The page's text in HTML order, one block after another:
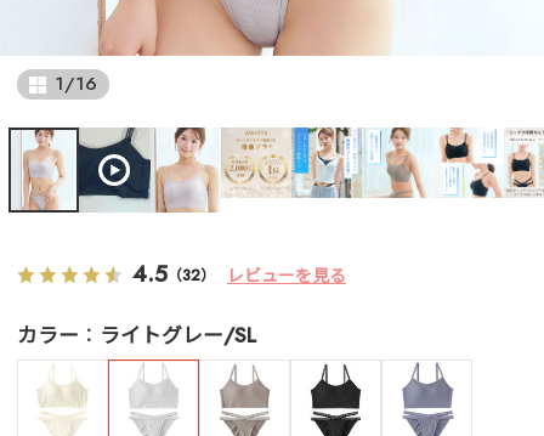
1/16
4.5 （32） レビューを見る
カラー ライトグレー/SL